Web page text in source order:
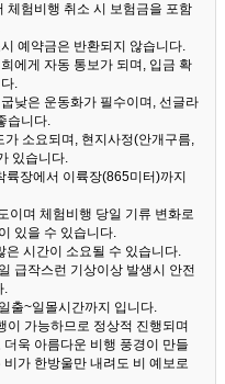
체험비행 취소 시 보험금을 포함
예약금은 반환되지 않습니다.
에게 자동 통보가 되며, 입금 확
.
낮은 운동화가 필수이며, 선글라
습니다.
소요되며, 현지사정(안개구름,
있습니다.
장에서 이륙장(865미터)까지
이며 체험비행 당일 기류 변화로
있을 수 있습니다.
은 시간이 소요될 수 있습니다.
급작스런 기상이상 발생시 안전
.
출~일몰시간까지 입니다.
이 가능하므로 정상적 진행되며
욱 아름다운 비행 풍경이 만들
비가 한방울만 내려도 비 예보로